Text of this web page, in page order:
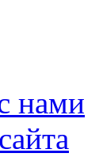
нами